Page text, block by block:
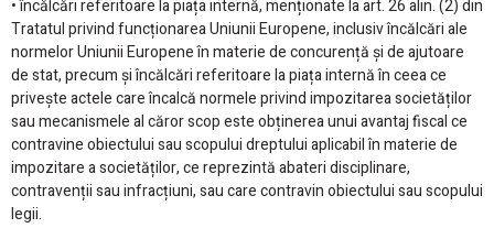
• încălcări referitoare la piața internă, menționate la art. 26 alin. (2) din
Tratatul privind funcționarea Uniunii Europene, inclusiv încălcări ale
normelor Uniunii Europene în materie de concurență și de ajutoare
de stat, precum și încălcări referitoare la piața internă în ceea ce
privește actele care încalcă normele privind impozitarea societăților
sau mecanismele al căror scop este obținerea unui avantaj fiscal ce
contravine obiectului sau scopului dreptului aplicabil în materie de
impozitare a societăților, ce reprezintă abateri disciplinare,
contravenții sau infracțiuni, sau care contravin obiectului sau scopului
legii.